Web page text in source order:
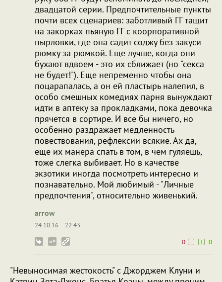
двадцатой серии. Предпочтительные пункты
почти всех сценариев: заботливый ГГ тащит
на закорках пьяную ГГ с коорпоративной
пырловки, где она садит соджу без закуси
рюмку за рюмкой. Еще лучше, когда они
бухают вдвоем - это их сближает (но "секса
не будет!"). Еще непременно чтобы она
поцарапалась, а он ей пластырь налепил, в
особо смешных комедиях парня вынуждают
идти в аптеку за прокладками, пока девочка
прячется в сортире. И все бы ничего, но
особенно раздражает медленность
повествования, рефлексии всякие. Ах да,
еще их манера спать в том, в чем гуляешь,
тоже слегка выбивает. Но в качестве
экзотики иногда посмотреть интересно и
познавательно. Мой любимый - "Личные
предпочтения", относительно живенький.
arrow
24.10.16
22:43
0
0
"Невыносимая жестокость" с Джорджем Клуни и